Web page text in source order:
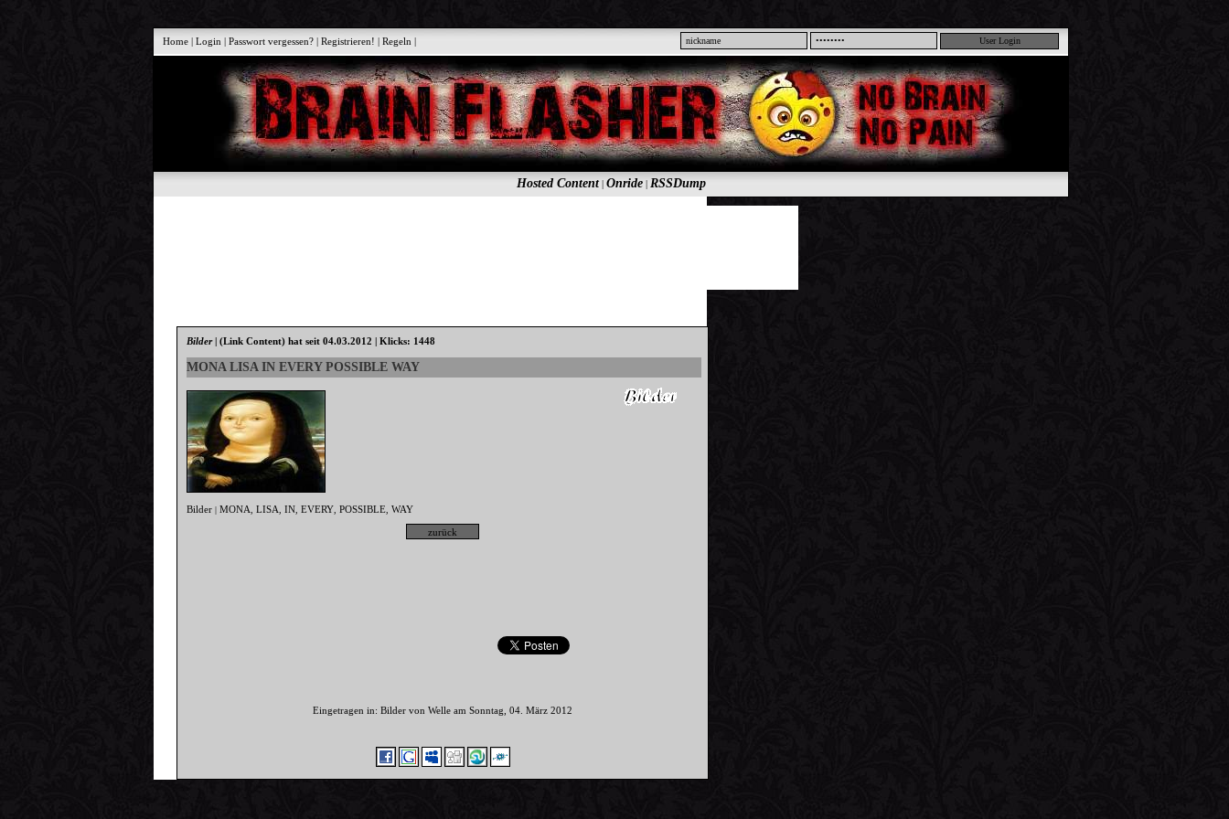
Home |Login |Passwort vergessen? |Registrieren! |Regeln |
Hosted Content| Onride| RSSDump
Bilder|(Link Content) hat seit 04.03.2012 | Klicks: 1448
MONA LISA IN EVERY POSSIBLE WAY
Bilder |MONA ,LISA ,IN ,EVERY ,POSSIBLE ,WAY
Eingetragen in: Bilder von Welle am Sonntag, 04. März 2012